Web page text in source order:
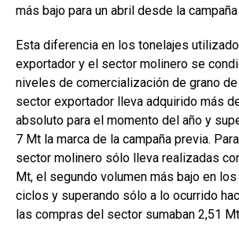
más bajo para un abril desde la
Esta diferencia en los tonelajes
exportador y el sector molinero se
niveles de comercialización de grano
sector exportador lleva adquirido más
absoluto para el momento del año y
7 Mt la marca de la campaña previa.
sector molinero sólo lleva realizadas
Mt, el segundo volumen más bajo en
ciclos y superando sólo a lo ocurrido
las compras del sector sumaban 2,51